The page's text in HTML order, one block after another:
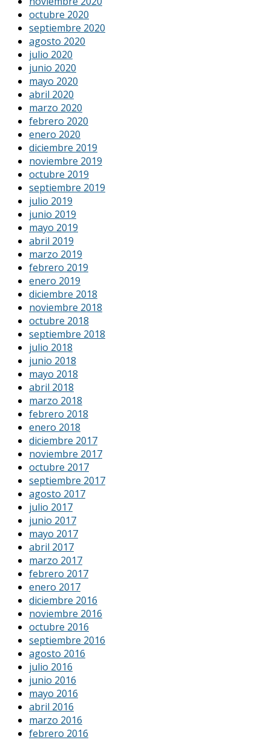
octubre 2020
septiembre 2020
agosto 2020
julio 2020
junio 2020
mayo 2020
abril 2020
marzo 2020
febrero 2020
enero 2020
diciembre 2019
noviembre 2019
octubre 2019
septiembre 2019
julio 2019
junio 2019
mayo 2019
abril 2019
marzo 2019
febrero 2019
enero 2019
diciembre 2018
noviembre 2018
octubre 2018
septiembre 2018
julio 2018
junio 2018
mayo 2018
abril 2018
marzo 2018
febrero 2018
enero 2018
diciembre 2017
noviembre 2017
octubre 2017
septiembre 2017
agosto 2017
julio 2017
junio 2017
mayo 2017
abril 2017
marzo 2017
febrero 2017
enero 2017
diciembre 2016
noviembre 2016
octubre 2016
septiembre 2016
agosto 2016
julio 2016
junio 2016
mayo 2016
abril 2016
marzo 2016
febrero 2016